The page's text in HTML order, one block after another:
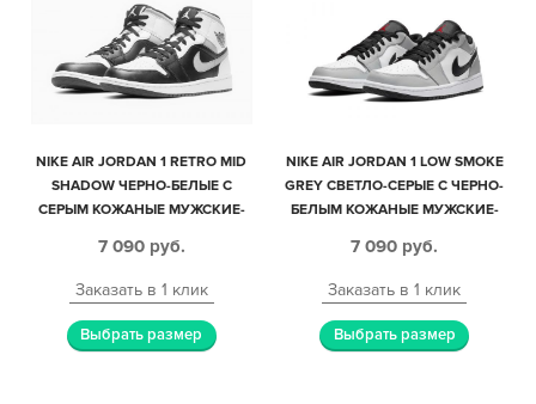
NIKE AIR JORDAN 1 RETRO MID
SHADOW ЧЕРНО-БЕЛЫЕ С
СЕРЫМ КОЖАНЫЕ МУЖСКИЕ-
7 090 руб.
Заказать в 1 клик
Выбрать размер
NIKE AIR JORDAN 1 LOW SMOKE
GREY СВЕТЛО-СЕРЫЕ С ЧЕРНО-
БЕЛЫМ КОЖАНЫЕ МУЖСКИЕ-
7 090 руб.
Заказать в 1 клик
Выбрать размер